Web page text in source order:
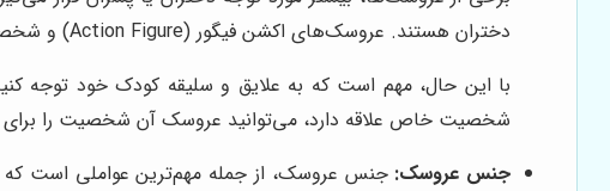
دختران هستند. عروسک‌های اکشن فیگور (Action Figure) و شخصیت‌های ابرقهرمانی (Superhero) از جمله محبوب‌ترین عروسک‌ها در بین پسران هستند.
با این حال، مهم است که به علایق و سلیقه کودک خود توجه
شخصیت خاص علاقه دارد، می‌توانید عروسک آن شخصیت را برای
جنس عروسک: جنس عروسک، از جمله مهم‌ترین عواملی است که